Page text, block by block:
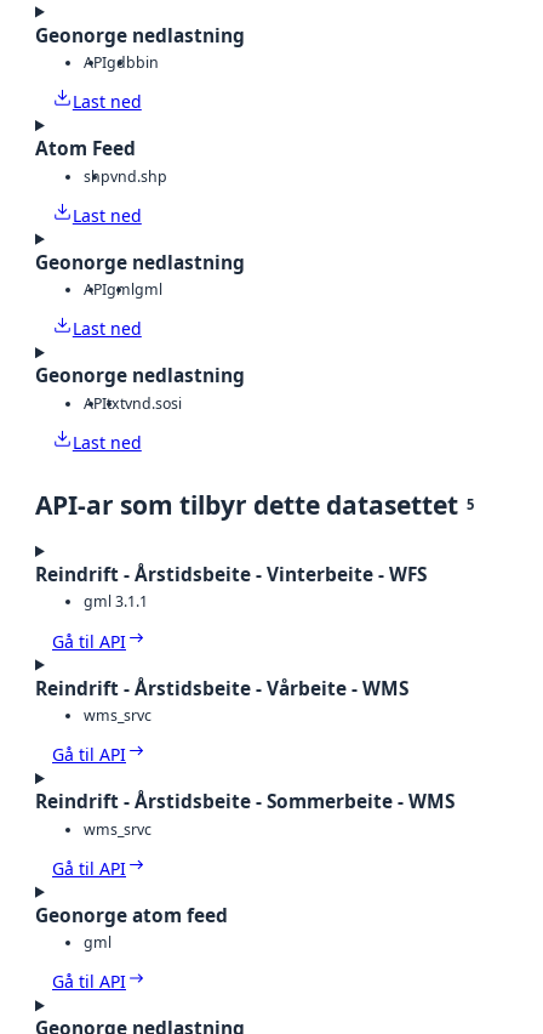
Geonorge nedlastning
APIgdbbin
Last ned
Atom Feed
shpvnd.shp
Last ned
Geonorge nedlastning
APIgmlgml
Last ned
Geonorge nedlastning
APItxtvnd.sosi
Last ned
API-ar som tilbyr dette datasettet 5
Reindrift - Årstidsbeite - Vinterbeite - WFS
gml 3.1.1
Gå til API
Reindrift - Årstidsbeite - Vårbeite - WMS
wms_srvc
Gå til API
Reindrift - Årstidsbeite - Sommerbeite - WMS
wms_srvc
Gå til API
Geonorge atom feed
gml
Gå til API